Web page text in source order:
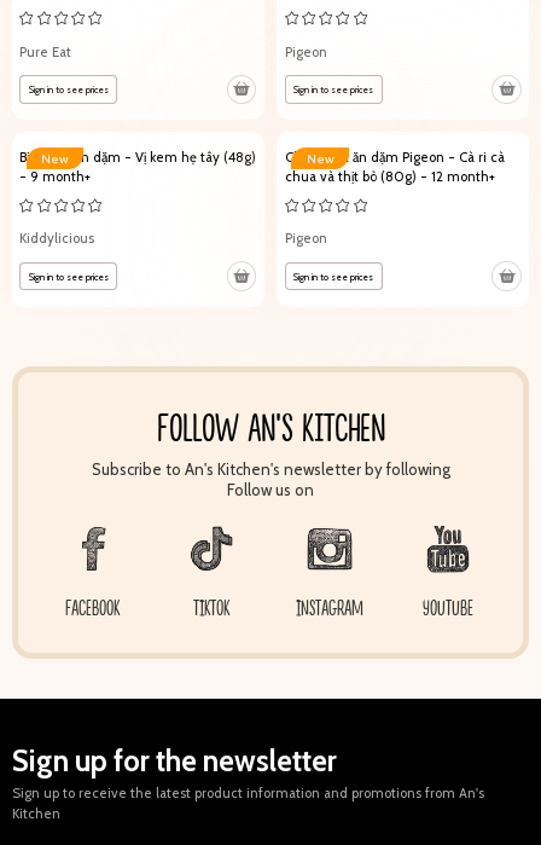
Pure Eat
Sign in to see prices
Pigeon
Sign in to see prices
New
Bim bim ăn dặm - Vị kem hẹ tây (48g)
- 9 month+
Kiddylicious
Sign in to see prices
New
Cháo Nhật ăn dặm Pigeon - Cà ri cà
chua và thịt bò (80g) - 12 month+
Pigeon
Sign in to see prices
FOLLOW AN'S KITCHEN
Subscribe to An's Kitchen's newsletter by following
Follow us on
FACEBOOK TIKTOK INSTAGRAM YOUTUBE
Sign up for the newsletter
Sign up to receive the latest product information and promotions from An's
Kitchen